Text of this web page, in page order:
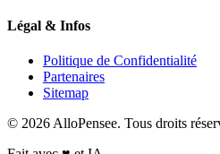
Légal & Infos
Politique de Confidentialité
Partenaires
Sitemap
© 2026 AlloPensee. Tous droits